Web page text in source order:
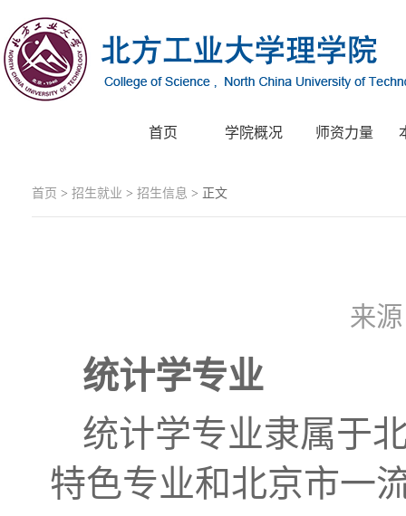
首页 学院概况 师资力量
首页 > 招生就业 > 招生信息 > 正文
来
统计学专业
统计学专业隶属于
特色专业和北京市一